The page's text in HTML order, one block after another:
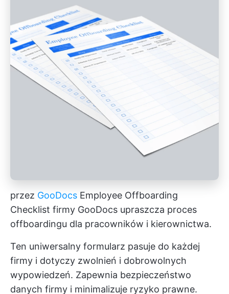
przez GooDocs Employee Offboarding
Checklist firmy GooDocs upraszcza proces
offboardingu dla pracowników i kierownictwa.
Ten uniwersalny formularz pasuje do każdej
firmy i dotyczy zwolnień i dobrowolnych
wypowiedzeń. Zapewnia bezpieczeństwo
danych firmy i minimalizuje ryzyko prawne.